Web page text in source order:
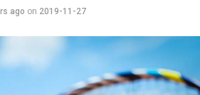
ago on 2019-11-27